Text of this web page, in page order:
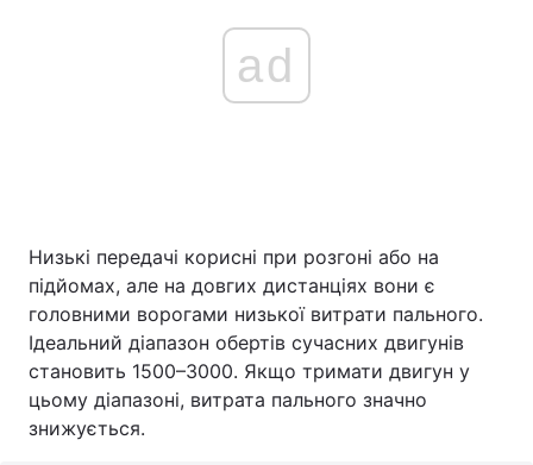
ad
Низькі передачі корисні при розгоні або на
підйомах, але на довгих дистанціях вони є
головними ворогами низької витрати пального.
Ідеальний діапазон обертів сучасних двигунів
становить 1500–3000. Якщо тримати двигун у
цьому діапазоні, витрата пального значно
знижується.